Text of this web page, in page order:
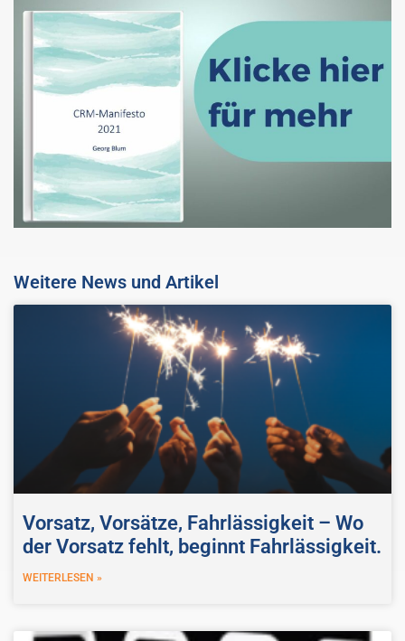
Weitere News und Artikel
Vorsatz, Vorsätze, Fahrlässigkeit – Wo
der Vorsatz fehlt, beginnt Fahrlässigkeit.
WEITERLESEN »